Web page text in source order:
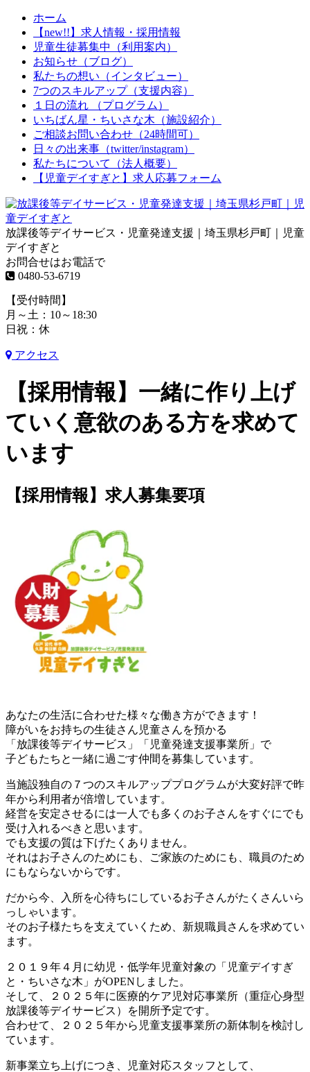
ホーム
【new!!】求人情報・採用情報
児童生徒募集中（利用案内）
お知らせ（ブログ）
私たちの想い（インタビュー）
7つのスキルアップ（支援内容）
１日の流れ （プログラム）
いちばん星・ちいさな木（施設紹介）
ご相談お問い合わせ（24時間可）
日々の出来事（twitter/instagram）
私たちについて（法人概要）
【児童デイすぎと】求人応募フォーム
放課後等デイサービス・児童発達支援｜埼玉県杉戸町｜児童
デイすぎと
お問合せはお電話で
0480-53-6719
【受付時間】
月～土：10～18:30
日祝：休
アクセス
【採用情報】一緒に作り上げ
ていく意欲のある方を求めて
います
【採用情報】求人募集要項
あなたの生活に合わせた様々な働き方ができます！
障がいをお持ちの生徒さん児童さんを預かる
「放課後等デイサービス」「児童発達支援事業所」で
子どもたちと一緒に過ごす仲間を募集しています。
当施設独自の７つのスキルアッププログラムが大変好評で昨
年から利用者が倍増しています。
経営を安定させるには一人でも多くのお子さんをすぐにでも
受け入れるべきと思います。
でも支援の質は下げたくありません。
それはお子さんのためにも、ご家族のためにも、職員のため
にもならないからです。
だから今、入所を心待ちにしているお子さんがたくさんいら
っしゃいます。
そのお子様たちを支えていくため、新規職員さんを求めてい
ます。
２０１９年４月に幼児・低学年児童対象の「児童デイすぎ
と・ちいさな木」がOPENしました。
そして、２０２５年に医療的ケア児対応事業所（重症心身型
放課後等デイサービス）を開所予定です。
合わせて、２０２５年から児童支援事業所の新体制を検討し
ています。
新事業立ち上げにつき、児童対応スタッフとして、